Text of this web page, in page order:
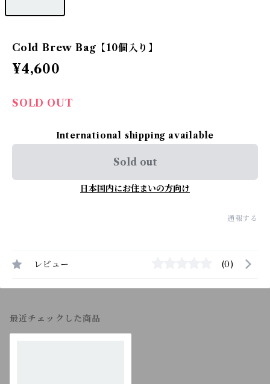
Cold Brew Bag【10個入り】
¥4,600
SOLD OUT
International shipping available
Sold out
日本国内にお住まいの方向け
通報する
レビュー (0)
最近チェックした商品